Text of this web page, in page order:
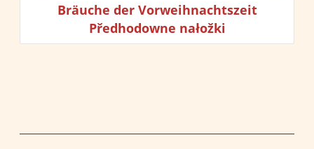
Bräuche der Vorweihnachtszeit
Předhodowne nałožki